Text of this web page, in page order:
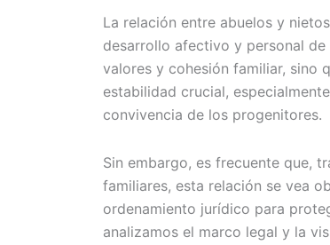
La relación entre abuelos y
desarrollo afectivo y personal
valores y cohesión familiar, sino
estabilidad crucial,
convivencia de los progenitores.
Sin embargo, es frecuente que,
familiares, esta relación se vea
ordenamiento jurídico para
analizamos el marco legal y la